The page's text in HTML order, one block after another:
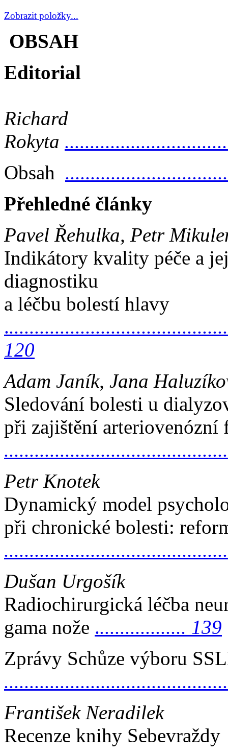
Zobrazit položky...
OBSAH
Editorial
Richard
Rokyta
Obsah
Přehledné články
Pavel Řehulka, Petr
Indikátory kvality péče a
diagnostiku
a léčbu bolestí hlavy
.
120
Adam Janík, Jana
Sledování bolesti u
při zajištění arteriovenózní
Petr Knotek
Dynamický model
při chronické bolesti:
Dušan Urgošík
Radiochirurgická léčba
gama nože .................. 139
Zprávy Schůze výboru
František Neradilek
Recenze knihy Sebevraždy